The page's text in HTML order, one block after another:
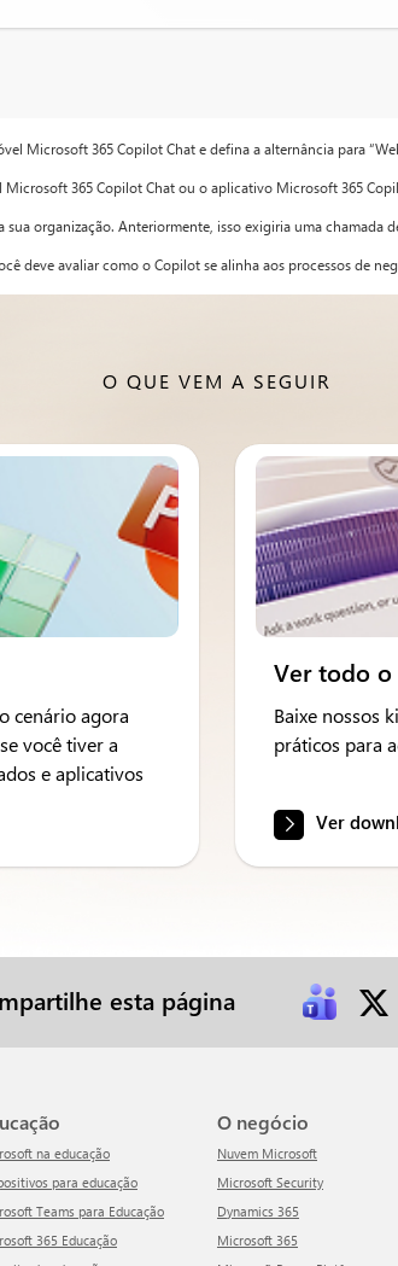
Microsoft 365 Copilot Chat e defina a alternância para
Microsoft 365 Copilot Chat ou o aplicativo Microsoft 365
organização. Anteriormente, isso exigiria uma chamada
deve avaliar como o Copilot se alinha aos processos de
O QUE VEM A SEGUIR
cenário agora
você tiver a
e aplicativos
Ver todo
Baixe nossos
práticos para
Ver
esta página
na educação
para educação
Teams para Educação
365 Educação
O negócio
Nuvem Microsoft
Microsoft Security
Dynamics 365
Microsoft 365